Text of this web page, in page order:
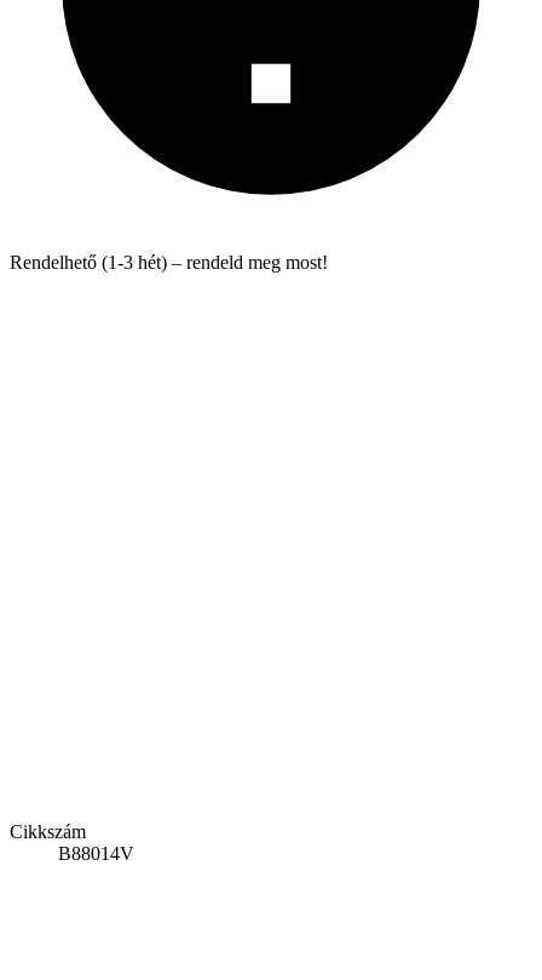
Rendelhető (1-3 hét) – rendeld meg most!
Cikkszám
B88014V